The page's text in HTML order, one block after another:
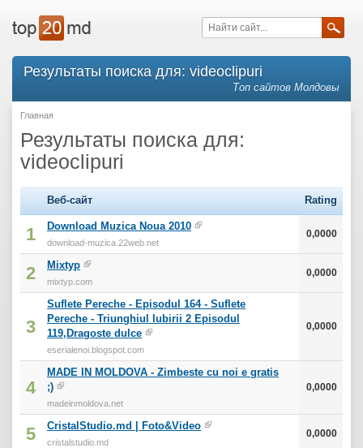
Результаты поиска для: videoclipuri
Топ сайтов Молдовы
Главная
Результаты поиска для:
videoclipuri
Веб-сайт Rating
1 Download Muzica Noua 2010
download-muzica.22web.net
0,0000
2 Mixtyp
mixtyp.com
0,0000
3
Suflete Pereche - Episodul 164 - Suflete
Pereche - Triunghiul Iubirii 2 Episodul
119,Dragoste dulce
eserialenoi.blogspot.com
0,0000
4
MADE IN MOLDOVA - Zimbeste cu noi e gratis
;)
madeinmoldova.net
0,0000
5 CristalStudio.md | Foto&Video
cristalstudio.md
0,0000